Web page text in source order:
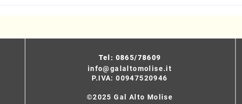
Tel: 0865/78609
info@galaltomolise.it
P.IVA: 00947520946
©2025 Gal Alto Molise